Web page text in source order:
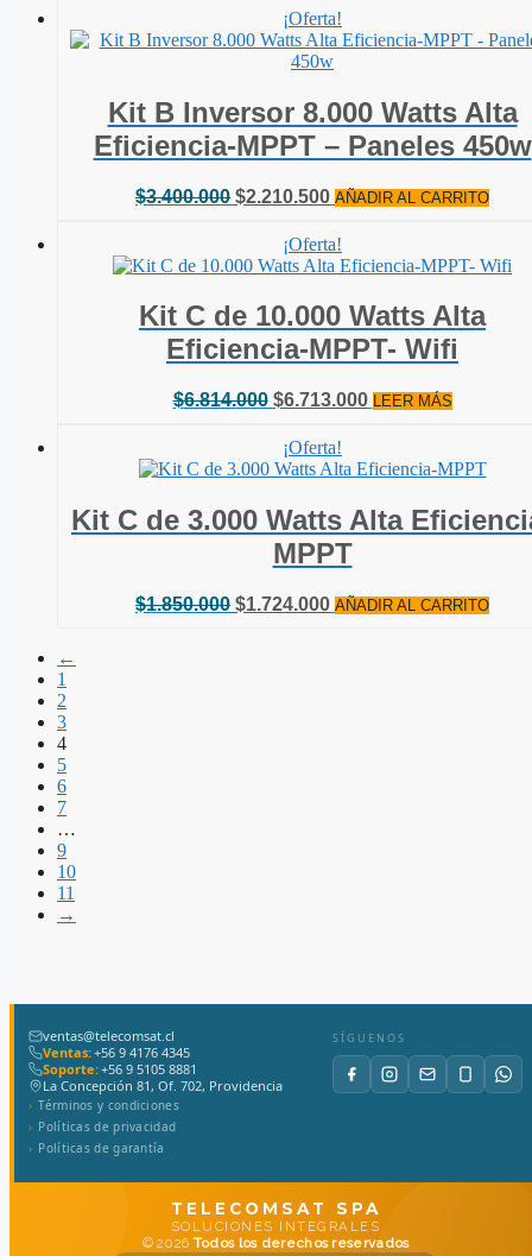
original
era:
$4.300.000.
es:
$3.402.000.
¡Oferta!
Kit B Inversor 8.000 Watts Alta
Eficiencia-MPPT – Paneles 450w
$3.400.000 El
original
era:
$3.400.000.
$2.210.500El
actual
es:
$2.210.500.
AÑADIR AL CARRITO
¡Oferta!
Kit C de 10.000 Watts Alta
Eficiencia-MPPT- Wifi
$6.814.000 El
original
era:
$6.814.000.
$6.713.000El
es:
$6.713.000.
LEER MÁS
¡Oferta!
Kit C de 3.000 Watts Alta
MPPT
$1.850.000 El
$1.724.000El
AÑADIR AL CARRITO
←
1
2
3
4
5
6
7
…
9
10
11
→
ventas@telecomsat.cl
Ventas:+56 9 4176 4345
Soporte:+56 9 5105 8881
La Concepción 81, Of. 702, Providencia
SÍGUENOS
Términos y condiciones
Políticas de privacidad
Políticas de garantía
TELECOMSAT SPA
SOLUCIONES INTEGRALES
© 2026 Todos los derechos reservados